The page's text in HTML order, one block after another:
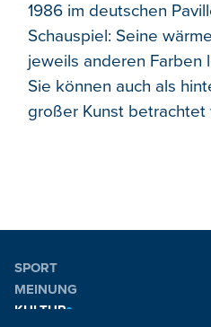
1986 im deutschen
Schauspiel: Seine
jeweils anderen Farben
Sie können auch als
großer Kunst betrachtet
SPORT
MEINUNG
KULTUR